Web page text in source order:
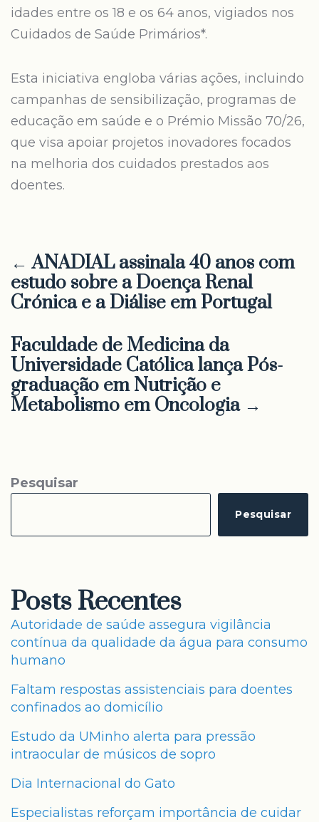
idades entre os 18 e os 64 anos, vigiados nos
Cuidados de Saúde Primários*.
Esta iniciativa engloba várias ações, incluindo
campanhas de sensibilização, programas de
educação em saúde e o Prémio Missão 70/26,
que visa apoiar projetos inovadores focados
na melhoria dos cuidados prestados aos
doentes.
← ANADIAL assinala 40 anos com
estudo sobre a Doença Renal
Crónica e a Diálise em Portugal
Faculdade de Medicina da
Universidade Católica lança Pós-
graduação em Nutrição e
Metabolismo em Oncologia →
Pesquisar
Pesquisar
Posts Recentes
Autoridade de saúde assegura vigilância
contínua da qualidade da água para consumo
humano
Faltam respostas assistenciais para doentes
confinados ao domicílio
Estudo da UMinho alerta para pressão
intraocular de músicos de sopro
Dia Internacional do Gato
Especialistas reforçam importância de cuidar